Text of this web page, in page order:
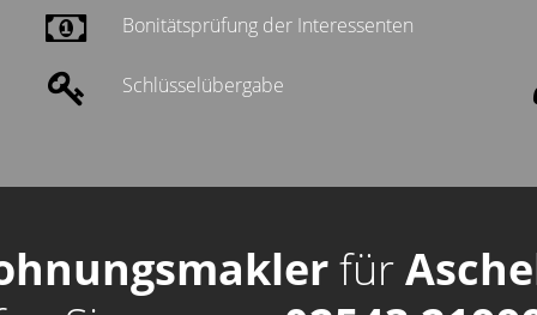
Bonitätsprüfung der Interessenten
Schlüsselübergabe
für